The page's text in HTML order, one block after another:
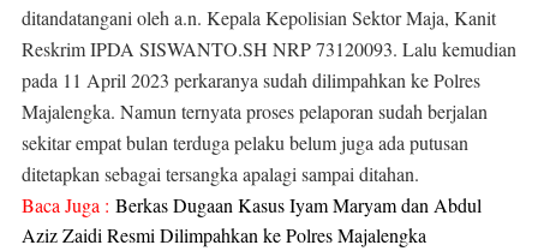
ditandatangani oleh a.n. Kepala Kepolisian Sektor Maja, Kanit
Reskrim IPDA SISWANTO.SH NRP 73120093. Lalu kemudian
pada 11 April 2023 perkaranya sudah dilimpahkan ke Polres
Majalengka. Namun ternyata proses pelaporan sudah berjalan
sekitar empat bulan terduga pelaku belum juga ada putusan
ditetapkan sebagai tersangka apalagi sampai ditahan.
Baca Juga : Berkas Dugaan Kasus Iyam Maryam dan Abdul
Aziz Zaidi Resmi Dilimpahkan ke Polres Majalengka